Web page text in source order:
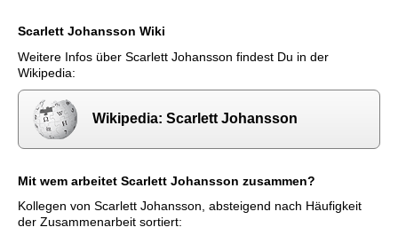
Scarlett Johansson Wiki
Weitere Infos über Scarlett Johansson findest Du in der
Wikipedia:
Wikipedia: Scarlett Johansson
Mit wem arbeitet Scarlett Johansson zusammen?
Kollegen von Scarlett Johansson, absteigend nach Häufigkeit
der Zusammenarbeit sortiert: